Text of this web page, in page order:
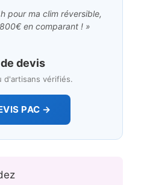
pour ma clim réversible,
en comparant ! »
devis
d'artisans vérifiés.
PAC →